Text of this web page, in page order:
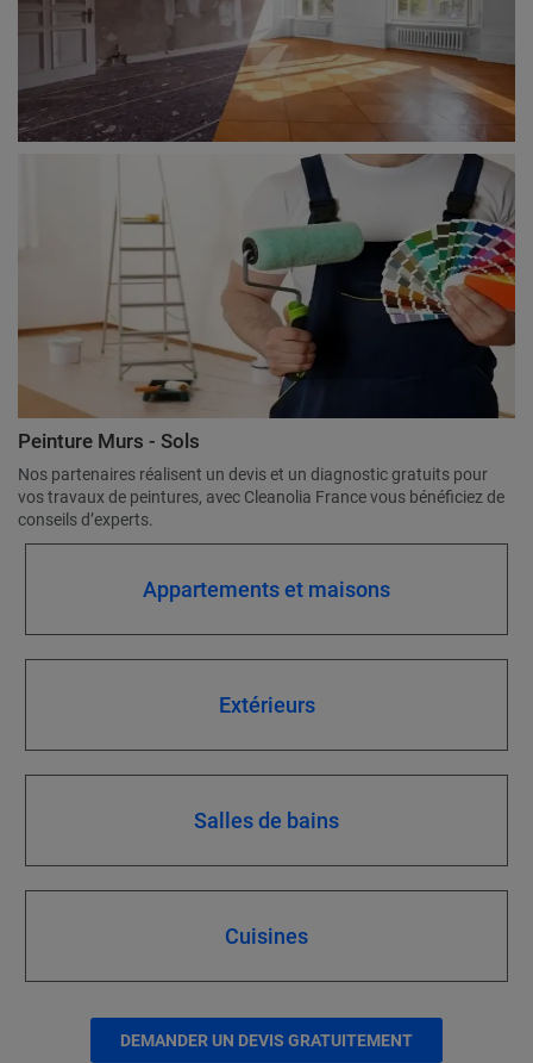
Peinture Murs - Sols
Nos partenaires réalisent un devis et un diagnostic gratuits pour
vos travaux de peintures, avec Cleanolia France vous bénéficiez de
conseils d’experts.
Appartements et maisons
Extérieurs
Salles de bains
Cuisines
DEMANDER UN DEVIS GRATUITEMENT